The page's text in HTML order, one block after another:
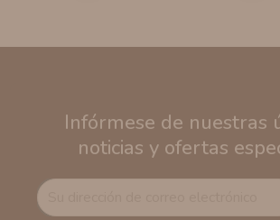
Infórmese de nuestras
noticias y ofertas